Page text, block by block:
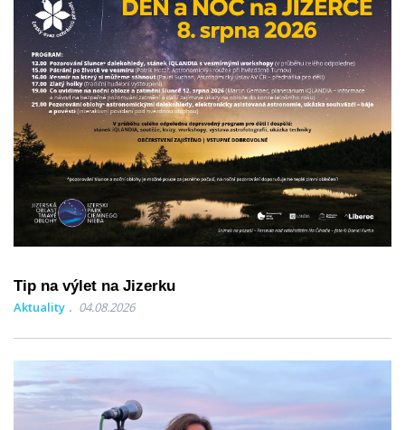
Tip na výlet na Jizerku
Aktuality 04.08.2026